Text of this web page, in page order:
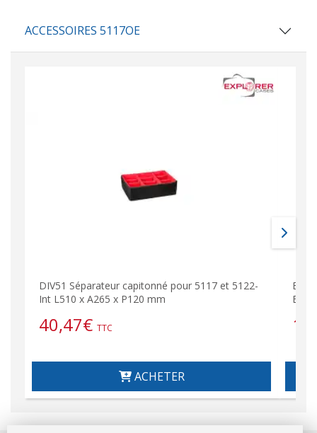
ACCESSOIRES 5117OE
DIV51 Séparateur capitonné pour 5117 et 5122-
Int L510 x A265 x P120 mm
40,47€ TTC
ACHETER